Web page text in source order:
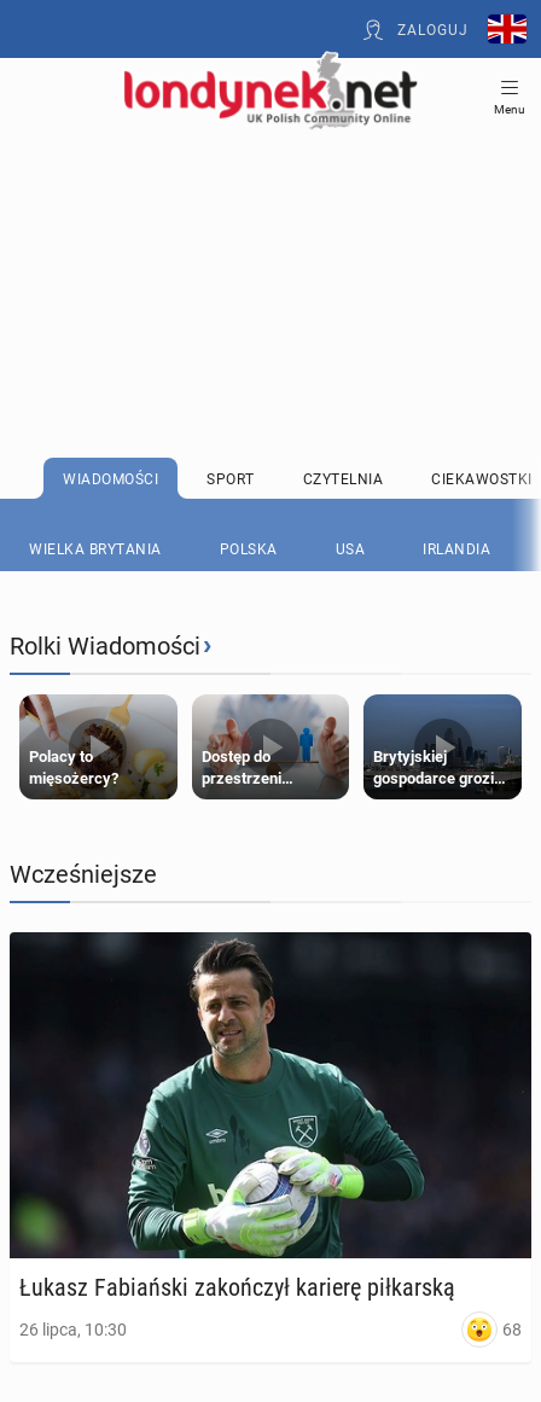
ZALOGUJ
Menu
WIADOMOŚCI SPORT CZYTELNIA CIEKAWOSTKI
WIELKA BRYTANIA POLSKA USA IRLANDIA
Rolki Wiadomości›
Polacy to
mięsożercy?
Dostęp do
przestrzeni
przeznaczonych
Brytyjskiej
gospodarce grozi
recesja, jeśli
Wcześniejsze
Łukasz Fa­biań­ski za­koń­czył karierę pił­kar­ską
26 lipca, 10:30 68